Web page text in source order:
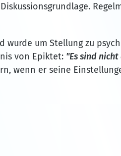
wurde um Stellung zu
von Epiktet: "Es sind nicht
wenn er seine